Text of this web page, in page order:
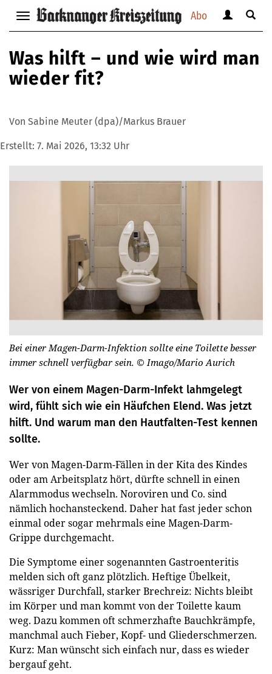
Abo
Navigation
anzeigen
verbergen
anzeigen
verbergen
Suche
Was hilft – und wie wird man
wieder fit?
Von Sabine Meuter (dpa)/Markus Brauer
Erstellt: 7. Mai 2026, 13:32 Uhr
Bei einer Magen-Darm-Infektion sollte eine Toilette besser
immer schnell verfügbar sein. © Imago/Mario Aurich
Wer von einem Magen-Darm-Infekt lahmgelegt
wird, fühlt sich wie ein Häufchen Elend. Was jetzt
hilft. Und warum man den Hautfalten-Test kennen
sollte.
Wer von Magen-Darm-Fällen in der Kita des Kindes
oder am Arbeitsplatz hört, dürfte schnell in einen
Alarmmodus wechseln. Noroviren und Co. sind
nämlich hochansteckend. Daher hat fast jeder schon
einmal oder sogar mehrmals eine Magen-Darm-
Grippe durchgemacht.
Die Symptome einer sogenannten Gastroenteritis
melden sich oft ganz plötzlich. Heftige Übelkeit,
wässriger Durchfall, starker Brechreiz: Nichts bleibt
im Körper und man kommt von der Toilette kaum
weg. Dazu kommen oft schmerzhafte Bauchkrämpfe,
manchmal auch Fieber, Kopf- und Gliederschmerzen.
Kurz: Man wünscht sich einfach nur, dass es wieder
bergauf geht.